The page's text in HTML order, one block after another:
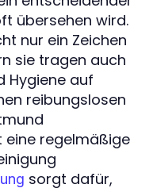
übersehen wird.
nur ein Zeichen
sie tragen auch
Hygiene auf
reibungslosen
eine regelmäßige
sorgt dafür,